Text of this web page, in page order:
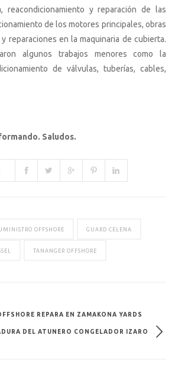
reacondicionamiento y reparación de las
de los motores principales, obras
reparaciones en la maquinaria de cubierta.
algunos trabajos menores como la
de válvulas, tuberías, cables,
Saludos.
OFFSHORE GUARD CELENA
TANANGER OFFSHORE
REPARA EN ZAMAKONA YARDS
DEL ATUNERO CONGELADOR IZARO